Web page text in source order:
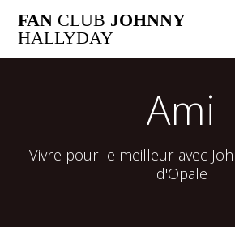
au
FAN CLUB JOHNNY
HALLYDAY
Ami
Vivre pour le meilleur avec
d'Opale